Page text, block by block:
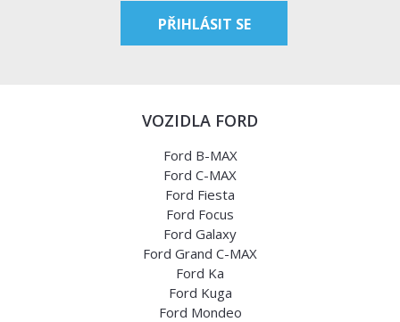
VOZIDLA FORD
Ford B-MAX
Ford C-MAX
Ford Fiesta
Ford Focus
Ford Galaxy
Ford Grand C-MAX
Ford Ka
Ford Kuga
Ford Mondeo